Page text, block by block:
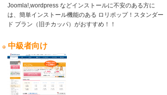
Joomla!,wordpress などインストールに不安のある方に
は、簡単インストール機能のある ロリポップ！スタンダー
ド プラン（旧チカッパ）がおすすめ！！
中級者向け